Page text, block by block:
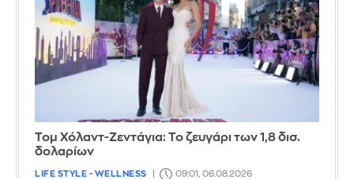
Τομ Χόλαντ-Ζεντάγια: Το ζευγάρι των 1,8 δισ.
δολαρίων
LIFE STYLE - WELLNESS 09:01, 06.08.2026